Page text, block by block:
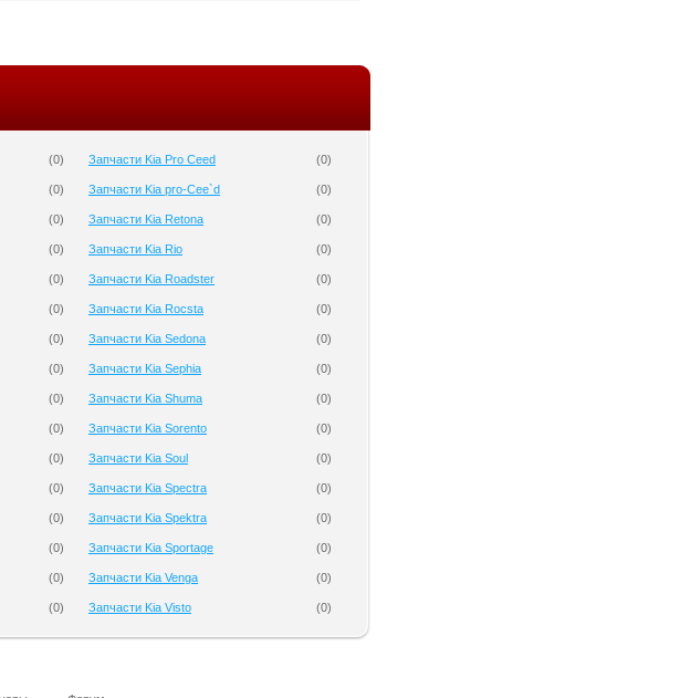
(0)
(0)
(0)
(0)
(0)
(0)
(0)
(0)
(0)
(0)
(0)
(0)
(0)
(0)
(0)
(0)
Запчасти Kia Pro Ceed (0)
Запчасти Kia pro-Cee`d (0)
Запчасти Kia Retona (0)
Запчасти Kia Rio (0)
Запчасти Kia Roadster (0)
Запчасти Kia Rocsta (0)
Запчасти Kia Sedona (0)
Запчасти Kia Sephia (0)
Запчасти Kia Shuma (0)
Запчасти Kia Sorento (0)
Запчасти Kia Soul (0)
Запчасти Kia Spectra (0)
Запчасти Kia Spektra (0)
Запчасти Kia Sportage (0)
Запчасти Kia Venga (0)
Запчасти Kia Visto (0)